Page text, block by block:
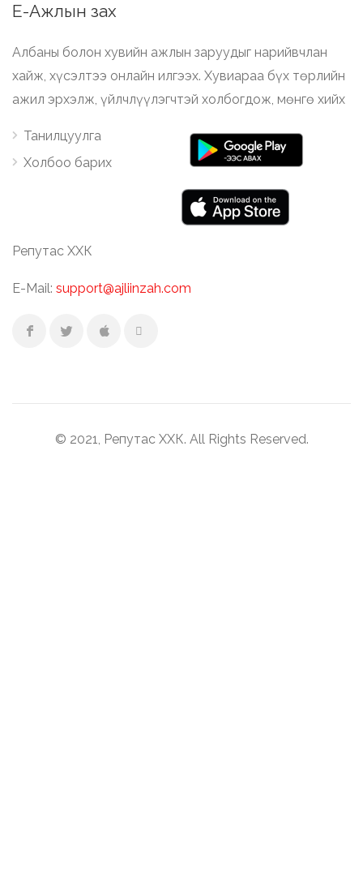
Е-Ажлын зах
Албаны болон хувийн ажлын заруудыг нарийвчлан
хайж, хүсэлтээ онлайн илгээх. Хувиараа бүх төрлийн
ажил эрхэлж, үйлчлүүлэгчтэй холбогдож, мөнгө хийх
Танилцуулга
Холбоо барих
Репутас ХХК
E-Mail: support@ajliinzah.com
© 2021, Репутас ХХК. All Rights Reserved.